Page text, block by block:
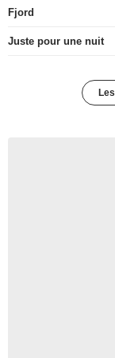
Fjord
Juste pour une nuit